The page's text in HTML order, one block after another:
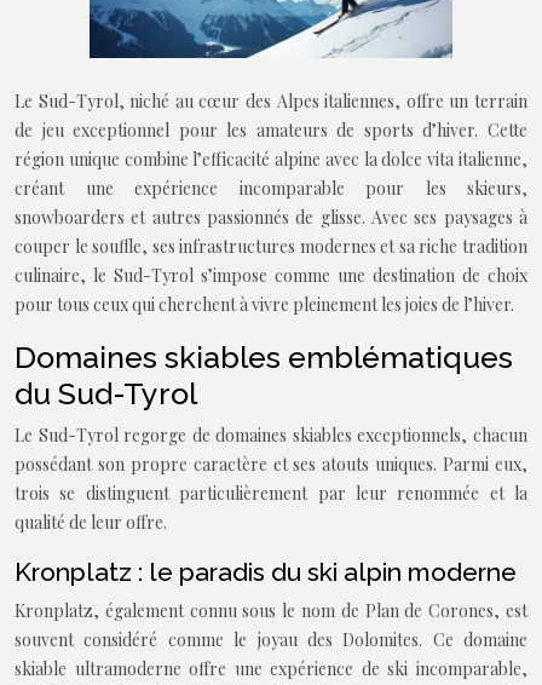
Le Sud-Tyrol, niché au cœur des Alpes italiennes, offre un terrain
de jeu exceptionnel pour les amateurs de sports d’hiver. Cette
région unique combine l’efficacité alpine avec la dolce vita italienne,
créant une expérience incomparable pour les skieurs,
snowboarders et autres passionnés de glisse. Avec ses paysages à
couper le souffle, ses infrastructures modernes et sa riche tradition
culinaire, le Sud-Tyrol s’impose comme une destination de choix
pour tous ceux qui cherchent à vivre pleinement les joies de l’hiver.
Domaines skiables emblématiques
du Sud-Tyrol
Le Sud-Tyrol regorge de domaines skiables exceptionnels, chacun
possédant son propre caractère et ses atouts uniques. Parmi eux,
trois se distinguent particulièrement par leur renommée et la
qualité de leur offre.
Kronplatz : le paradis du ski alpin moderne
Kronplatz, également connu sous le nom de Plan de Corones, est
souvent considéré comme le joyau des Dolomites. Ce domaine
skiable ultramoderne offre une expérience de ski incomparable,